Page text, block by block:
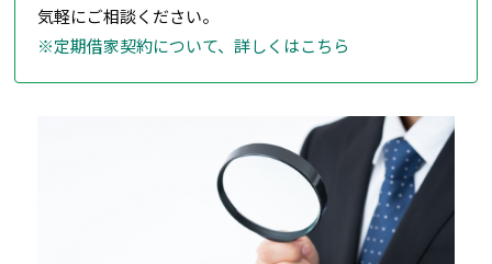
気軽にご相談ください。
※定期借家契約について、詳しくはこちら